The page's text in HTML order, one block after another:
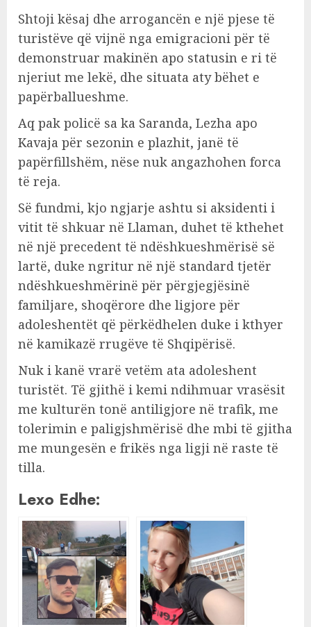
Shtoji kësaj dhe arrogancën e një pjese të
turistëve që vijnë nga emigracioni për të
demonstruar makinën apo statusin e ri të
njeriut me lekë, dhe situata aty bëhet e
papërballueshme.
Aq pak policë sa ka Saranda, Lezha apo
Kavaja për sezonin e plazhit, janë të
papërfillshëm, nëse nuk angazhohen forca
të reja.
Së fundmi, kjo ngjarje ashtu si aksidenti i
vitit të shkuar në Llaman, duhet të kthehet
në një precedent të ndëshkueshmërisë së
lartë, duke ngritur në një standard tjetër
ndëshkueshmërinë për përgjegjësinë
familjare, shoqërore dhe ligjore për
adoleshentët që përkëdhelen duke i kthyer
në kamikazë rrugëve të Shqipërisë.
Nuk i kanë vrarë vetëm ata adoleshent
turistët. Të gjithë i kemi ndihmuar vrasësit
me kulturën tonë antiligjore në trafik, me
tolerimin e paligjshmërisë dhe mbi të gjitha
me mungesën e frikës nga ligji në raste të
tilla.
Lexo Edhe: